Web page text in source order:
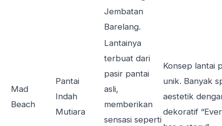
Jembatan
Barelang.
Mad
Beach
Pantai
Indah
Mutiara
Lantainya
terbuat dari
pasir pantai
asli,
memberikan
sensasi seperti
Konsep lantai
unik. Banyak
aestetik
dekoratif